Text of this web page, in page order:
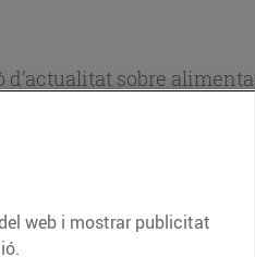
sobre
GASTRONOMIA I TRADICIONS
web i mostrar publicitat